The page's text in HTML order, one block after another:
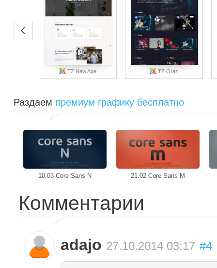
TZ New Age TZ Oraz
Раздаем премиум графику бесплатно
10.03 Core Sans N 21.02 Core Sans M
Комментарии
adajo 27.10.2014 03:17 #4